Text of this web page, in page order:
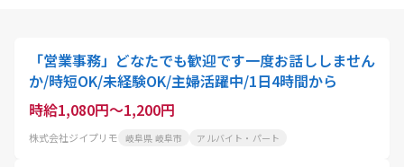
「営業事務」どなたでも歓迎です一度お話ししません
か/時短OK/未経験OK/主婦活躍中/1日4時間から
時給1,080円～1,200円
株式会社ジイプリモ 岐阜県 岐阜市 アルバイト・パート